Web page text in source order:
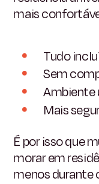
mais
Tudo
Sem
Ambiente
Mais
É por isso que
morar em
menos durante